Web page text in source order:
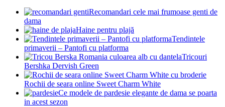
Recomandari cele mai frumoase genti de
dama
Haine pentru plajă
Tendintele
primaverii – Pantofi cu platforma
Tricouri
Bershka Dervish Green
Rochii de seara online Sweet Charm White
Ce modele de pardesie elegante de dama se poarta
in acest sezon